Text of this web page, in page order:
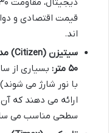
قیمت اقتصادی و
اند.
۵۰ متر:
بسیاری از
ارائه می دهند که
سطحی مناسب می